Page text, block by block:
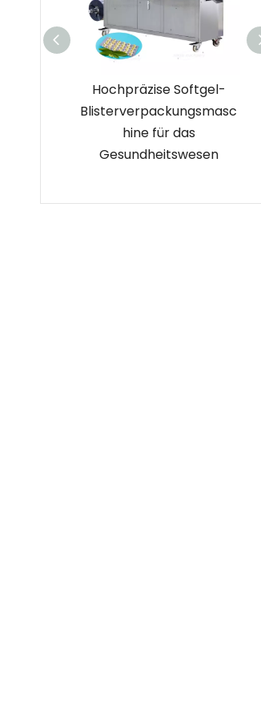
Hochpräzise Softgel-
Blisterverpackungsmasc
hine für das
Gesundheitswesen